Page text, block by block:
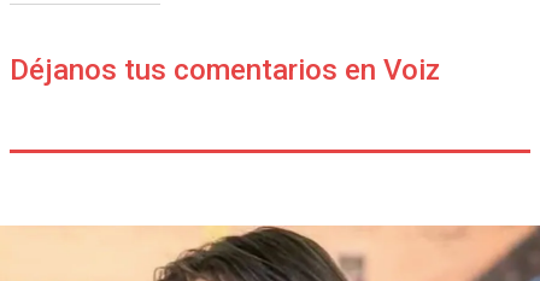
Déjanos tus comentarios en Voiz